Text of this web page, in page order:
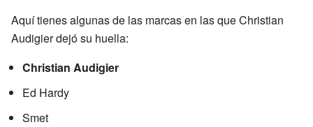
Aquí tienes algunas de las marcas en las que Christian
Audigier dejó su huella:
Christian Audigier
Ed Hardy
Smet